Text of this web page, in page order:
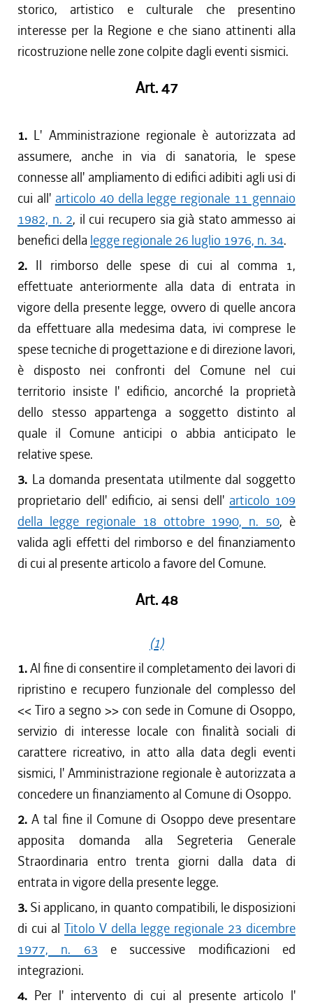
storico, artistico e culturale che presentino
interesse per la Regione e che siano attinenti alla
ricostruzione nelle zone colpite dagli eventi sismici.
Art. 47
1. L' Amministrazione regionale è autorizzata ad
assumere, anche in via di sanatoria, le spese
connesse all' ampliamento di edifici adibiti agli usi di
cui all' articolo 40 della legge regionale 11 gennaio
1982, n. 2, il cui recupero sia già stato ammesso ai
benefici della legge regionale 26 luglio 1976, n. 34.
2. Il rimborso delle spese di cui al comma 1,
effettuate anteriormente alla data di entrata in
vigore della presente legge, ovvero di quelle ancora
da effettuare alla medesima data, ivi comprese le
spese tecniche di progettazione e di direzione lavori,
è disposto nei confronti del Comune nel cui
territorio insiste l' edificio, ancorché la proprietà
dello stesso appartenga a soggetto distinto al
quale il Comune anticipi o abbia anticipato le
relative spese.
3. La domanda presentata utilmente dal soggetto
proprietario dell' edificio, ai sensi dell' articolo 109
della legge regionale 18 ottobre 1990, n. 50, è
valida agli effetti del rimborso e del finanziamento
di cui al presente articolo a favore del Comune.
Art. 48
(1)
1.Al fine di consentire il completamento dei lavori di
ripristino e recupero funzionale del complesso del
<< Tiro a segno >> con sede in Comune di Osoppo,
servizio di interesse locale con finalità sociali di
carattere ricreativo, in atto alla data degli eventi
sismici, l' Amministrazione regionale è autorizzata a
concedere un finanziamento al Comune di Osoppo.
2. A tal fine il Comune di Osoppo deve presentare
apposita domanda alla Segreteria Generale
Straordinaria entro trenta giorni dalla data di
entrata in vigore della presente legge.
3. Si applicano, in quanto compatibili, le disposizioni
di cui al Titolo V della legge regionale 23 dicembre
1977, n. 63 e successive modificazioni ed
integrazioni.
4. Per l' intervento di cui al presente articolo l'